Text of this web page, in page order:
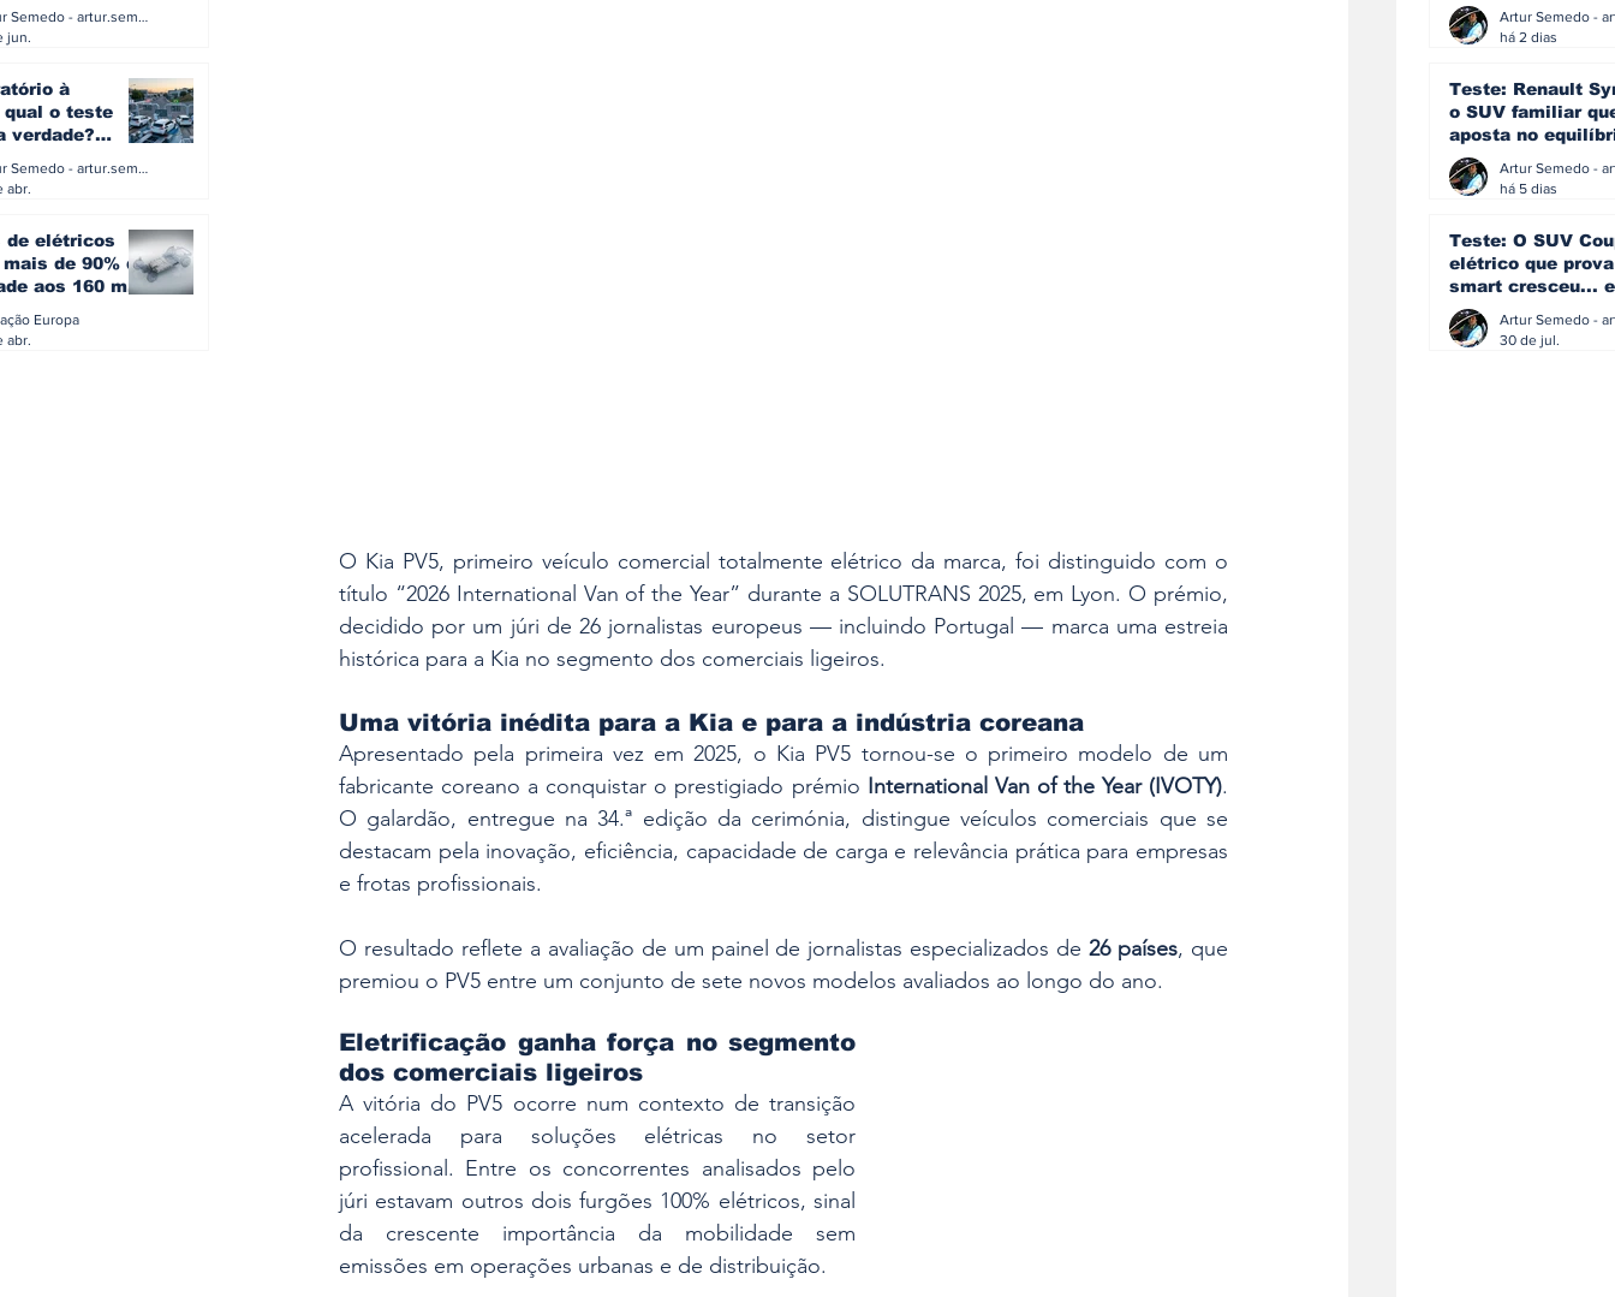
Artur Semedo - artur.semedo@publiracing.pt
jun.
à
qual o teste
verdade?
Artur Semedo - artur.semedo@publiracing.pt
abr.
de elétricos
de 90% da
aos 160 mil
Europa
abr.
O Kia PV5, primeiro veículo comercial totalmente elétrico da marca, foi distinguido com o
título “2026 International Van of the Year” durante a SOLUTRANS 2025, em Lyon. O prémio,
decidido por um júri de 26 jornalistas europeus — incluindo Portugal — marca uma estreia
histórica para a Kia no segmento dos comerciais ligeiros.
Uma vitória inédita para a Kia e para a indústria coreana
Apresentado pela primeira vez em 2025, o Kia PV5 tornou-se o primeiro modelo de um
fabricante coreano a conquistar o prestigiado prémio International Van of the Year (IVOTY).
O galardão, entregue na 34.ª edição da cerimónia, distingue veículos comerciais que se
destacam pela inovação, eficiência, capacidade de carga e relevância prática para empresas
e frotas profissionais.
O resultado reflete a avaliação de um painel de jornalistas especializados de 26 países, que
premiou o PV5 entre um conjunto de sete novos modelos avaliados ao longo do ano.
Eletrificação ganha força no segmento
dos comerciais ligeiros
A vitória do PV5 ocorre num contexto de transição
acelerada para soluções elétricas no setor
profissional. Entre os concorrentes analisados pelo
júri estavam outros dois furgões 100% elétricos, sinal
da crescente importância da mobilidade sem
emissões em operações urbanas e de distribuição.
eficiência e
simplicidade
há 2 dias
Teste: Renault
o SUV familiar
aposta no
ainda acredita na
manualhá 5 dias
Teste: O SUV
elétrico que
smart cresceu... e
amadureceu
30 de jul.